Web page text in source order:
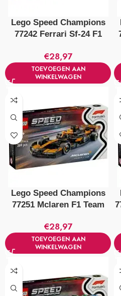
Lego Speed Champions
77242 Ferrari Sf-24 F1
€28,97
TOEVOEGEN AAN
WINKELWAGEN
Lego Speed Champions
77251 Mclaren F1 Team
€28,97
TOEVOEGEN AAN
WINKELWAGEN